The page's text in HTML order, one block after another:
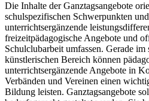
Die Inhalte der Ganztagsangebote
schulspezifischen Schwerpunkten
unterrichtsergänzende
freizeitpädagogische Angebote und
Schulclubarbeit umfassen. Gerade
künstlerischen Bereich können
unterrichtsergänzende Angebote in
Verbänden und Vereinen einen
Bildung leisten. Ganztagsangebote